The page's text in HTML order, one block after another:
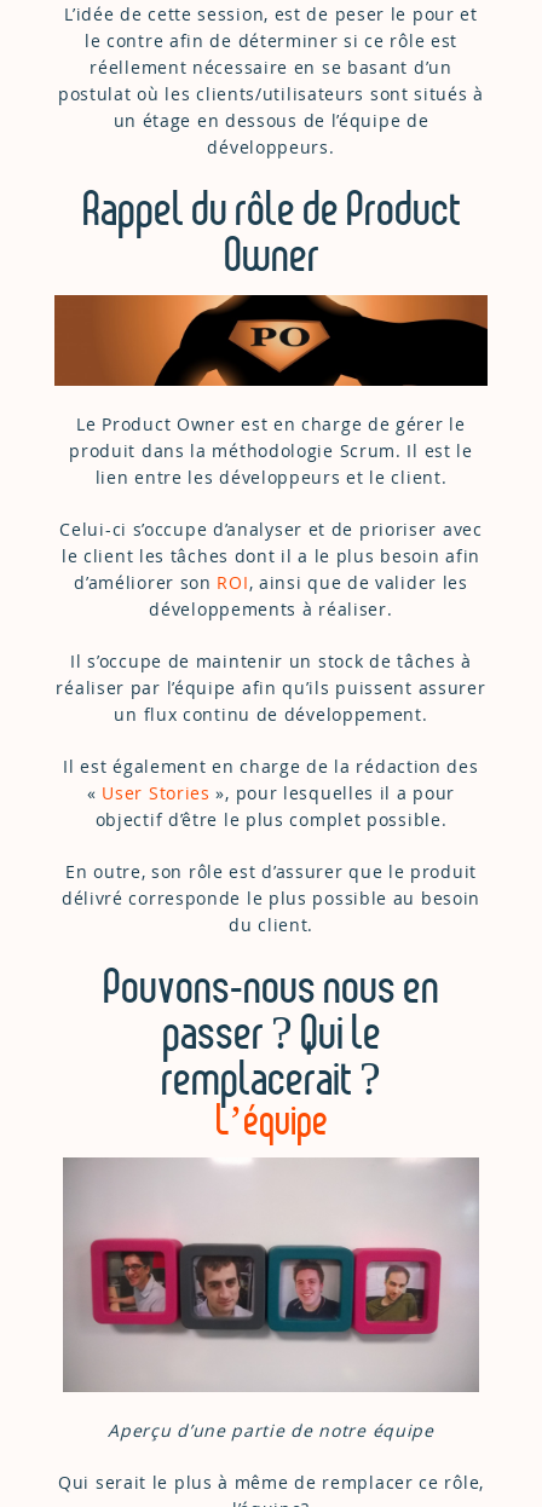
L’idée de cette session, est de peser le pour et
le contre afin de déterminer si ce rôle est
réellement nécessaire en se basant d’un
postulat où les clients/utilisateurs sont situés à
un étage en dessous de l’équipe de
développeurs.
Rappel du rôle de Product
Owner
Le Product Owner est en charge de gérer le
produit dans la méthodologie Scrum. Il est le
lien entre les développeurs et le client.
Celui-ci s’occupe d’analyser et de prioriser avec
le client les tâches dont il a le plus besoin afin
d’améliorer son ROI, ainsi que de valider les
développements à réaliser.
Il s’occupe de maintenir un stock de tâches à
réaliser par l’équipe afin qu’ils puissent assurer
un flux continu de développement.
Il est également en charge de la rédaction des
« User Stories », pour lesquelles il a pour
objectif d’être le plus complet possible.
En outre, son rôle est d’assurer que le produit
délivré corresponde le plus possible au besoin
du client.
Pouvons-nous nous en
passer ? Qui le
remplacerait ?
L’équipe
Aperçu d’une partie de notre équipe
Qui serait le plus à même de remplacer ce rôle,